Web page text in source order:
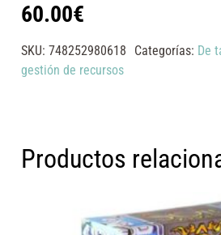
60.00€
SKU:748252980618 Categorías: De
gestión de recursos
Productos